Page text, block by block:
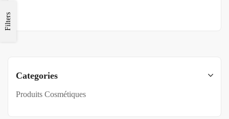
Categories
Produits Cosmétiques
Filters